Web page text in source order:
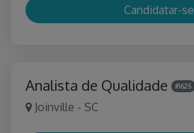
Candidatar-se
Analista de Qualidade #1625
Joinville - SC